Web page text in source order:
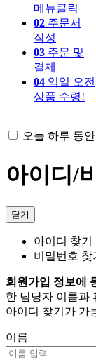
메뉴클릭
02 주문서
작성
03 주문 및
결제
04 익일 오전
상품 수령!
오늘 하루 동
아이디/
닫기
아이디 찾기
비밀번호 찾
회원가입 정보에
한 담당자 이름과
아이디 찾기가 가
이름